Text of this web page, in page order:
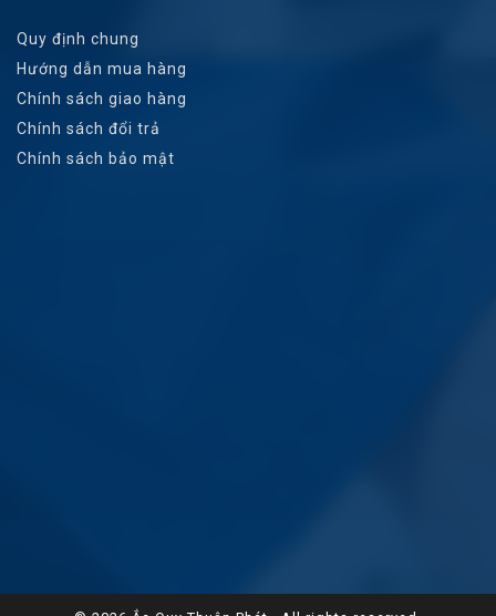
Quy định chung
Hướng dẫn mua hàng
Chính sách giao hàng
Chính sách đổi trả
Chính sách bảo mật